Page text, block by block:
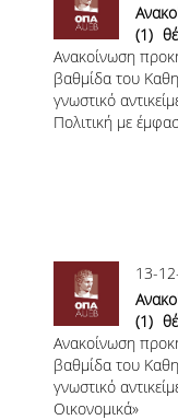
(1)
του
Ανακοίνωση
βαθμίδα του
γνωστικό
Πολιτική με
13-
(1)
του
Ανακοίνωση
βαθμίδα του
γνωστικό
Οικονομικά»